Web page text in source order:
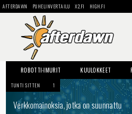
AFTERDAWN PUHELINVERTAILU X2.FI HIGH.FI
ROBOTTI-IMURIT KUULOKKEET
TUNTI SITTEN 1
Verkkomainoksia, jotka on suunnattu